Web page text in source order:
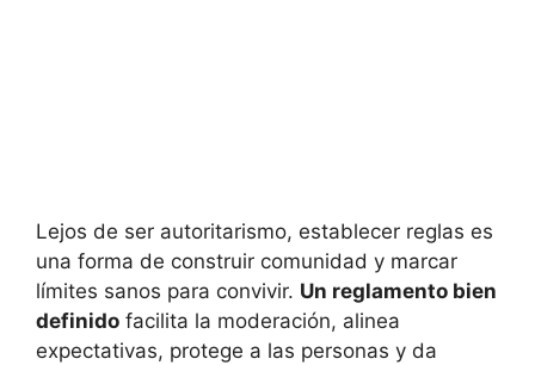
Lejos de ser autoritarismo, establecer reglas es
una forma de construir comunidad y marcar
límites sanos para convivir. Un reglamento bien
definido facilita la moderación, alinea
expectativas, protege a las personas y da